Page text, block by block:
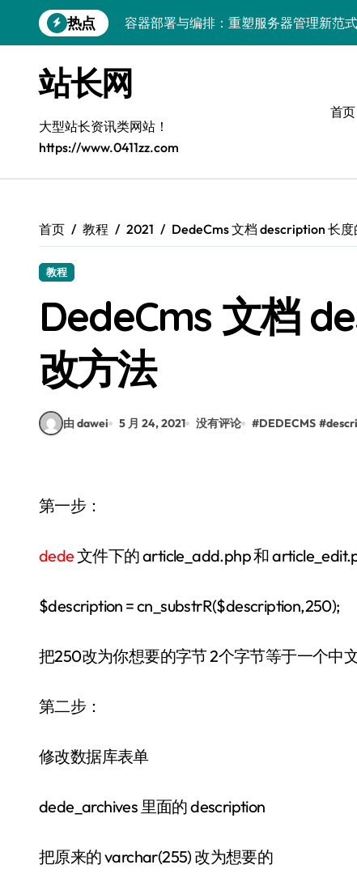
到
热点
破局之道：大模型平台安全运营实战
跨界融合：互联网站长生态新引擎
VR创业新路径：模式创新与平台化双轮
容器智能编排：释放服务器极致效能
Android开发视角下的平台创业与运营实
容器部署与编排优化：赋能高效运维
站长网
大型站长资讯类网站！
https://www.0411zz.com
首页
首页 教程 2021 DedeCms 文档 description 长
教程
DedeCms 文档
改方法
由 dawei 5 月 24, 2021 没有评论 #DEDECMS #
第一步：
dede文件下的 article_add.php 和
$description = cn_substrR($description,250);
把250改为你想要的字节 2个字节等于一个中
第二步：
修改数据库表单
dede_archives 里面的 description
把原来的 varchar(255) 改为想要的